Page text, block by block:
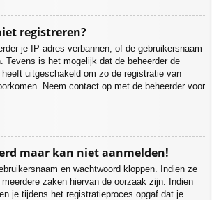
registreren?
je IP-adres verbannen, of de gebruikersnaam
Tevens is het mogelijk dat de beheerder de
uitgeschakeld om zo de registratie van
Neem contact op met de beheerder voor
maar kan niet aanmelden!
en wachtwoord kloppen. Indien ze
zaken hiervan de oorzaak zijn. Indien
je tijdens het registratieproces opgaf dat je